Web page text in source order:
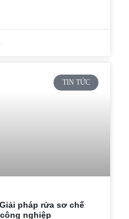
TIN TỨC
pháp rửa sơ chế
nghiệp